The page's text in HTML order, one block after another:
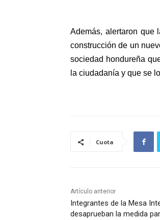
Además, alertaron que
construcción de un
sociedad hondureña
la ciudadanía y que se
Cuota
Artículo anterior
Integrantes de la Mesa
desaprueban la medida